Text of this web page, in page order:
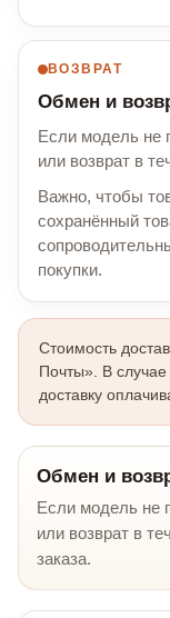
ВОЗВРАТ
Обмен и
Если модель не
или возврат в
Важно, чтобы
сохранённый
покупки.
Стоимость
Почты». В
доставку
Обмен и
Если модель не
или возврат в
заказа.